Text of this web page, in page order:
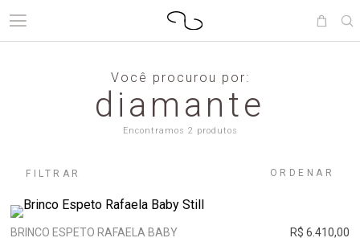
Você procurou por:
diamante
Encontramos 2 produtos
FILTRAR ORDENAR
BRINCO ESPETO RAFAELA BABY R$ 6.410,00